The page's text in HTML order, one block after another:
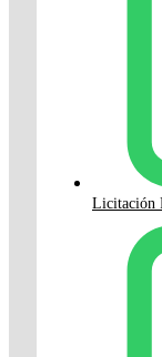
Licitación